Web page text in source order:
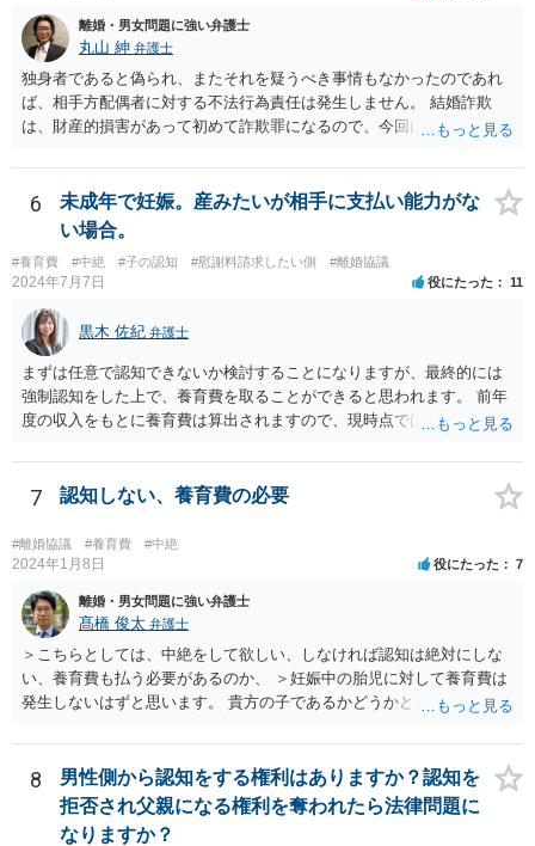
会に供する施設等については，営業自粛を要請されているところ，結
婚式場等の施設についても，解釈によっては集会に供する施設の1つと
して，休止要請の対象と考える余地はあるかと思われます。 こうした
解釈を採った場合，強制力はないまでも，事実上挙式等の実施が困難
となる外部的要因があったとして，顧客の「責めに帰すべき事由」が
あるとまではいえず，結婚式場等からの請求が認められない可能性は
に全額の請求が不可能となっても，これまでに生じた費用や打合せ相
当分の報酬の範囲であれば，中途終了時の委任事務への報酬請求や不
ます（民法648条3項、703条等）。 【②について】 請求に応じてもら
とになります。 もっとも，上述したように，全額の請求は，必ずしも
確実に認められる事案ではないと思われるため，法的手続きまでは行
わず，協議によって適切な範囲での支払いに関する合意を目指す方が
良いかと思われます。 【③について】 事実か否かにかかわらず，相手
の社会的評価を損なうような投稿であれば，名誉毀損となり得ます。
は，発信者自身の情報の開示を受けた上で，発進した当人に対する損
害賠償請求等を行うことも可能です。
離婚・男女問題に強い弁護士
丸山 紳 弁護士
独身者であると偽られ、またそれを疑うべき事情もなかったのであれ
ば、相手方配偶者に対する不法行為責任は発生しません。 結婚詐欺
は、財産的損害があって初めて詐欺罪になるので、今回は該当しませ
であることを知っていれば交際しなかったといえる場合に、慰謝料請
求が可能です。 LINEなどで、結婚を当然の前提にした関係だったこと
を立証できる場合は、請求は可能と考えます。
6
未成年で妊娠。産みたいが相手に支払い能力がな
い場合。
#養育費 #中絶 #子の認知 #慰謝料請求したい側 #離婚協議
2024年7月7日 役にたった 11
黒木 佐紀 弁護士
まずは任意で認知できないか検討することになりますが、最終的には
強制認知をした上で、養育費を取ることができると思われます。 前年
度の収入をもとに養育費は算出されますので、現時点では少額しか取
育費の増額調停を起こすこともできます。 仮に中絶する場合でも、相
手方が妊娠について話し合いをしっかりしてくれない場合には、慰謝
料請求などもできる可能性があります。 いずれにせよ、親御さんとの
関わりが不可欠となると思われますので、一度話し合った上で、法律
事務所へ早めのご相談をされたほうがよろしいかと思います。
7 認知しない、養育費の必要
#離婚協議 #養育費 #中絶
2024年1月8日 役にたった 7
離婚・男女問題に強い弁護士
髙橋 俊太 弁護士
＞こちらとしては、中絶をして欲しい、しなければ認知は絶対にしな
い、養育費も払う必要があるのか、 ＞妊娠中の胎児に対して養育費は
発生しないはずと思います。 貴方の子であるかどうかという問題は残
すが、仮に貴方の子であれば、認知はせざるを得ず、養育費の支払義
務も生じることになります。なお、妊娠中の胎児については、（事前
に話し合って養育費の取り決めをしておくことはできますが、母親が
胎児を代理して）養育費を請求することはできません。
8
男性側から認知をする権利はありますか？認知を
拒否され父親になる権利を奪われたら法律問題に
なりますか？